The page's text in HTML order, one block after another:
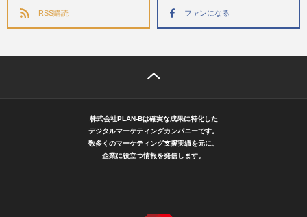
RSS購読 ファンになる
株式会社PLAN-Bは確実な成果に特化した
デジタルマーケティングカンパニーです。
数多くのマーケティング支援実績を元に、
企業に役立つ情報を発信します。